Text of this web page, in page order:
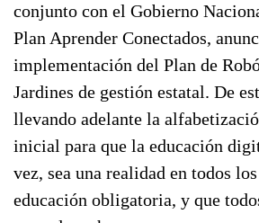
conjunto con el Gobierno
Plan Aprender Conectados,
implementación del Plan de
Jardines de gestión estatal. De
llevando adelante la
inicial para que la educación
vez, sea una realidad en todos
educación obligatoria, y que